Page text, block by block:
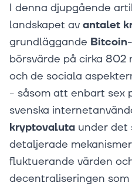
I denna djupgående
landskapet av antalet
grundläggande Bitcoin
börsvärde på cirka 802
och de sociala
- såsom att enbart sex
svenska
kryptovaluta under det
detaljerade
fluktuerande värden
decentraliseringen